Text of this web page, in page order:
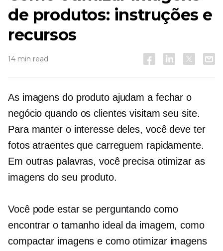
de produtos: instruções e
recursos
14 min read
As imagens do produto ajudam a fechar o
negócio quando os clientes visitam seu site.
Para manter o interesse deles, você deve ter
fotos atraentes que carreguem rapidamente.
Em outras palavras, você precisa otimizar as
imagens do seu produto.
Você pode estar se perguntando como
encontrar o tamanho ideal da imagem, como
compactar imagens e como otimizar imagens